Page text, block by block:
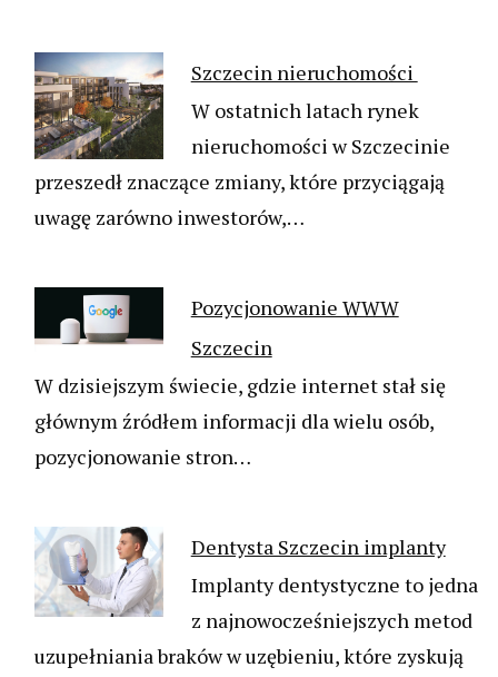
Szczecin nieruchomości
W ostatnich latach rynek
nieruchomości w Szczecinie
przeszedł znaczące zmiany, które przyciągają
uwagę zarówno inwestorów,…
Pozycjonowanie WWW
Szczecin
W dzisiejszym świecie, gdzie internet stał się
głównym źródłem informacji dla wielu osób,
pozycjonowanie stron…
Dentysta Szczecin implanty
Implanty dentystyczne to jedna
z najnowocześniejszych metod
uzupełniania braków w uzębieniu, które zyskują